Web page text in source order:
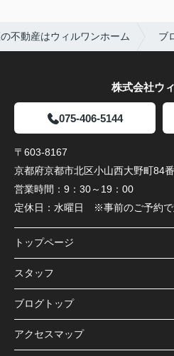
不動産はウィルワンホーム ブ
株式会社ウ
075-406-5144
〒603-8167
京都府京都市北区小山西大野町84
営業時間： 9：30～19：00
定休日： 水曜日 ※事前のご予約で
トップページ
スタッフ
ブログトップ
アクセスマップ